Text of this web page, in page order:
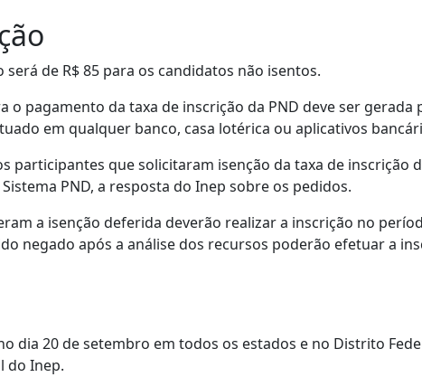
de R$ 85 para os candidatos não isentos.
o pagamento da taxa de inscrição da PND deve ser gerada
em qualquer banco, casa lotérica ou aplicativos
participantes que solicitaram isenção da taxa de inscrição
PND, a resposta do Inep sobre os pedidos.
a isenção deferida deverão realizar a inscrição no
negado após a análise dos recursos poderão efetuar a
dia 20 de setembro em todos os estados e no Distrito
do Inep.